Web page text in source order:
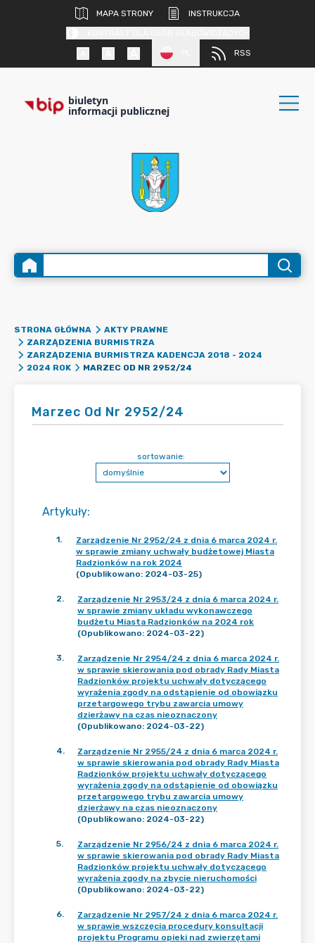
MAPA STRONY
INSTRUKCJA
RSS
biuletyn
informacji publicznej
STRONA GŁÓWNA
AKTY PRAWNE
ZARZĄDZENIA BURMISTRZA
ZARZĄDZENIA BURMISTRZA KADENCJA 2018 - 2024
2024 ROK
MARZEC OD NR 2952/24
Marzec Od Nr 2952/24
Artykuły:
sortowanie:
1.
Zarządzenie Nr 2952/24 z dnia 6 marca 2024 r.
w sprawie zmiany uchwały budżetowej Miasta
Radzionków na rok 2024
(Opublikowano: 2024-03-25)
2.
Zarządzenie Nr 2953/24 z dnia 6 marca 2024 r.
w sprawie zmiany układu wykonawczego
budżetu Miasta Radzionków na 2024 rok
(Opublikowano: 2024-03-22)
3.
Zarządzenie Nr 2954/24 z dnia 6 marca 2024 r.
w sprawie skierowania pod obrady Rady Miasta
Radzionków projektu uchwały dotyczącego
wyrażenia zgody na odstąpienie od obowiązku
przetargowego trybu zawarcia umowy
dzierżawy na czas nieoznaczony
(Opublikowano: 2024-03-22)
4.
Zarządzenie Nr 2955/24 z dnia 6 marca 2024 r.
w sprawie skierowania pod obrady Rady Miasta
Radzionków projektu uchwały dotyczącego
wyrażenia zgody na odstąpienie od obowiązku
przetargowego trybu zawarcia umowy
dzierżawy na czas nieoznaczony
(Opublikowano: 2024-03-22)
5.
Zarządzenie Nr 2956/24 z dnia 6 marca 2024 r.
w sprawie skierowania pod obrady Rady Miasta
Radzionków projektu uchwały dotyczącego
wyrażenia zgody na zbycie nieruchomości
(Opublikowano: 2024-03-22)
6.
Zarządzenie Nr 2957/24 z dnia 6 marca 2024 r.
w sprawie wszczęcia procedury konsultacji
projektu Programu opieki nad zwierzętami